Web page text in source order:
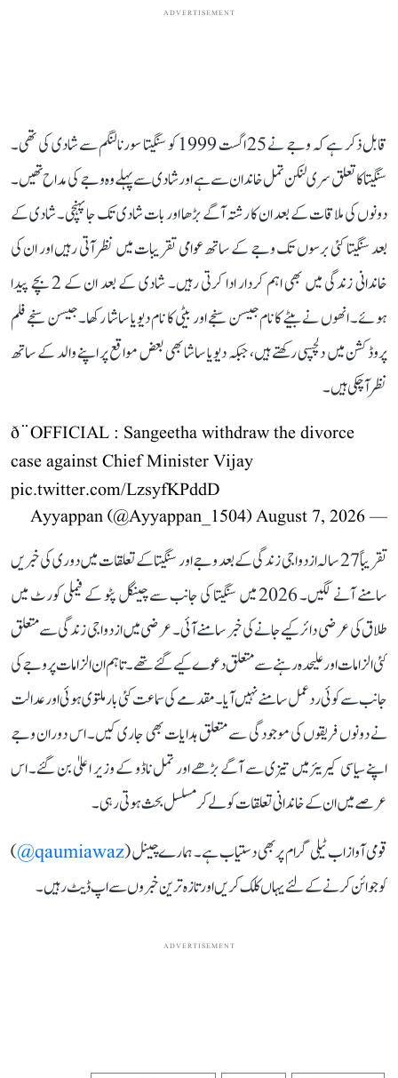
ADVERTISEMENT
قابل ذکر ہے کہ وجے نے 25 اگست 1999 کو سنگیتا سورنالنگم سے شادی کی تھی۔
سنگیتا کا تعلق سری لنکن تمل خاندان سے ہے اور شادی سے پہلے وہ وجے کی مداح تھیں۔
دونوں کی ملاقات کے بعد ان کا رشتہ آگے بڑھا اور بات شادی تک جا پہنچی۔ شادی کے
بعد سنگیتا کئی برسوں تک وجے کے ساتھ عوامی تقریبات میں نظر آتی رہیں اور ان کی
خاندانی زندگی میں بھی اہم کردار ادا کرتی رہیں۔ شادی کے بعد ان کے 2 بچے پیدا
ہوئے۔ انھوں نے بیٹے کا نام جیسن سنجے اور بیٹی کا نام دیویا ساشا رکھا۔ جیسن سنجے فلم
پروڈکشن میں دلچسپی رکھتے ہیں، جبکہ دیویا ساشا بھی بعض مواقع پر اپنے والد کے ساتھ
نظر آ چکی ہیں۔
ð¨OFFICIAL : Sangeetha withdraw the divorce
case against Chief Minister Vijay
pic.twitter.com/LzsyfKPddD
— Ayyappan (@Ayyappan_1504)
August 7, 2026
تقریباً 27 سالہ ازدواجی زندگی کے بعد وجے اور سنگیتا کے تعلقات میں دوری کی خبریں
سامنے آنے لگیں۔ 2026 میں سنگیتا کی جانب سے چینگل پٹو کے فیملی کورٹ میں
طلاق کی عرضی دائر کیے جانے کی خبر سامنے آئی۔ عرضی میں ازدواجی زندگی سے متعلق
کئی الزامات اور علیحدہ رہنے سے متعلق دعوے کیے گئے تھے۔ تاہم ان الزامات پر وجے کی
جانب سے کوئی ردعمل سامنے نہیں آیا۔ مقدمے کی سماعت کئی بار ملتوی ہوئی اور عدالت
نے دونوں فریقوں کی موجودگی سے متعلق ہدایات بھی جاری کیں۔ اس دوران وجے
اپنے سیاسی کیریئر میں تیزی سے آگے بڑھے اور تمل ناڈو کے وزیر اعلیٰ بن گئے۔ اس
عرصے میں ان کے خاندانی تعلقات کو لے کر مسلسل بحث ہوتی رہی۔
قومی آواز اب ٹیلی گرام پر بھی دستیاب ہے۔ ہمارے چینل (qaumiawaz@
)
کو جوائن کرنے کے لئے یہاں کلک کریں اور تازہ ترین خبروں سے اپ ڈیٹ رہیں۔
ADVERTISEMENT